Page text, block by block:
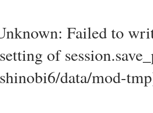
Failed to
of
data/mod-